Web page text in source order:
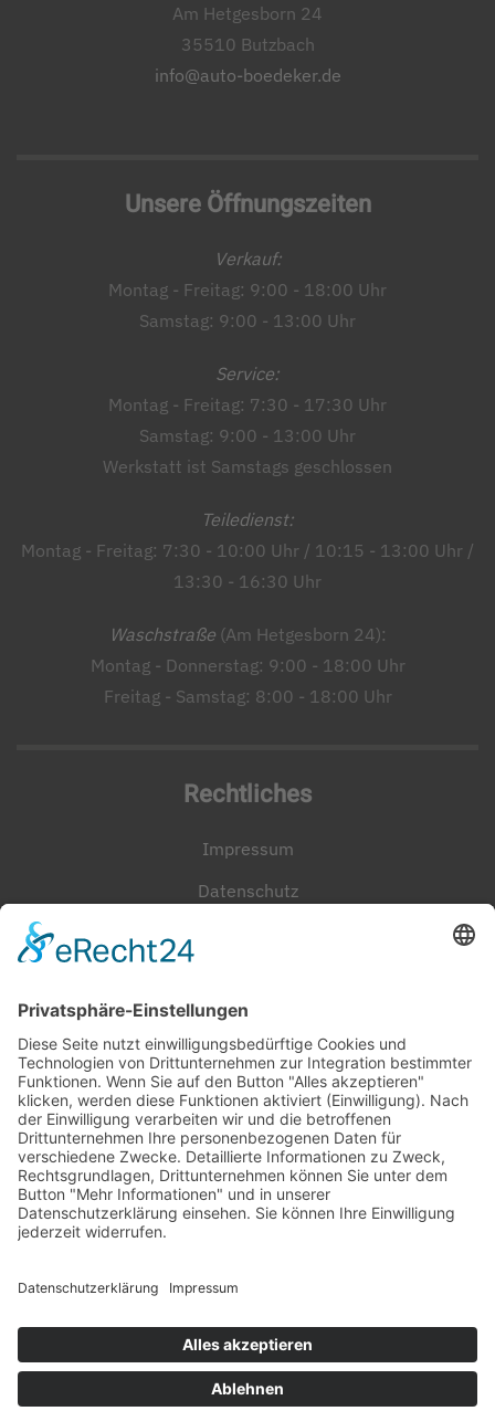
Am Hetgesborn 24
35510 Butzbach
info@auto-boedeker.de
Unsere Öffnungszeiten
Verkauf:
Montag - Freitag: 9:00 - 18:00 Uhr
Samstag: 9:00 - 13:00 Uhr
Service:
Montag - Freitag: 7:30 - 17:30 Uhr
Samstag: 9:00 - 13:00 Uhr
Werkstatt ist Samstags geschlossen
Teiledienst:
Montag - Freitag: 7:30 - 10:00 Uhr / 10:15 - 13:00 Uhr /
13:30 - 16:30 Uhr
Waschstraße(Am Hetgesborn 24):
Montag - Donnerstag: 9:00 - 18:00 Uhr
Freitag - Samstag: 8:00 - 18:00 Uhr
Rechtliches
Impressum
Datenschutz
Häufig gesucht
Kontakt
Werkstatt-Termin
Beratungstermin
Probefahrt vereinbaren
Stellenangebote